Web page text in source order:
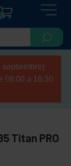
septiembre):
08:00 a 16:30
Titan PRO